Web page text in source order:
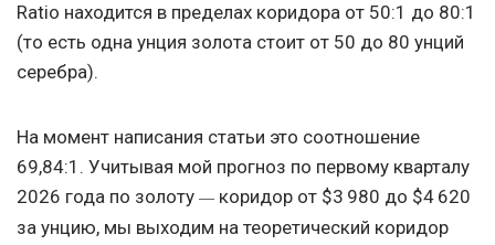
Ratio находится в пределах коридора от 50:1 до 80:1
(то есть одна унция золота стоит от 50 до 80 унций
серебра).
На момент написания статьи это соотношение
69,84:1. Учитывая мой прогноз по первому кварталу
2026 года по золоту — коридор от $3 980 до $4 620
за унцию, мы выходим на теоретический коридор